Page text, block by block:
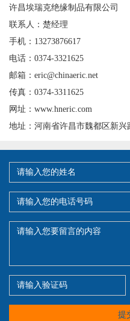
许昌埃瑞克绝缘制品有限公司
联系人：楚经理
手机：13273876617
电话：0374-3321625
邮箱：eric@chinaeric.net
传真：0374-3311625
网址：www.hneric.com
地址：河南省许昌市魏都区新兴
提